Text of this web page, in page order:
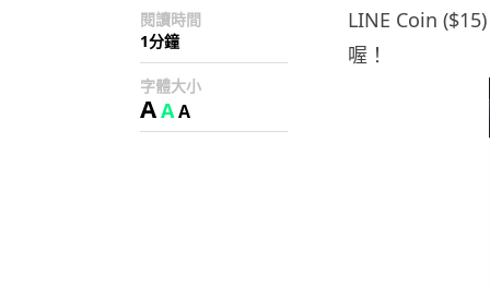
閱讀時間
1分鐘
字體大小
AAA
LINE Coin
喔！